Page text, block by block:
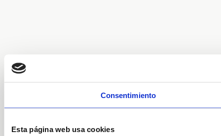
Consentimiento
Esta página web usa cookies